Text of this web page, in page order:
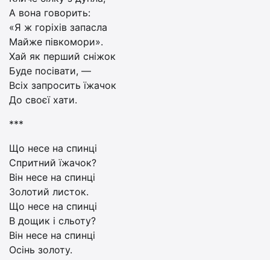
А вона говорить:
«Я ж горіхів запасла
Майже півкомори».
Хай як перший сніжок
Буде посівати, —
Всіх запросить їжачок
До своєї хати.
***
Що несе на спинці
Спритний їжачок?
Він несе на спинці
Золотий листок.
Що несе на спинці
В дощик і сльоту?
Він несе на спинці
Осінь золоту.